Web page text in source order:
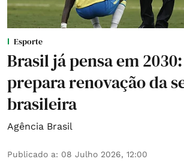
Esporte
Brasil já pensa em
prepara renovação da
brasileira
Agência Brasil
Publicado a: 08 Julho 2026, 12:00